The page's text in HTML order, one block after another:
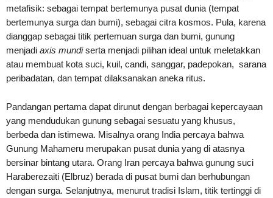
metafisik: sebagai tempat bertemunya pusat dunia (tempat
bertemunya surga dan bumi), sebagai citra kosmos. Pula, karena
dianggap sebagai titik pertemuan surga dan bumi, gunung
menjadi axis mundiserta menjadi pilihan ideal untuk meletakkan
atau membuat kota suci, kuil, candi, sanggar, padepokan, sarana
peribadatan, dan tempat dilaksanakan aneka ritus.
Pandangan pertama dapat dirunut dengan berbagai kepercayaan
yang mendudukan gunung sebagai sesuatu yang khusus,
berbeda dan istimewa. Misalnya orang India percaya bahwa
Gunung Mahameru merupakan pusat dunia yang di atasnya
bersinar bintang utara. Orang Iran percaya bahwa gunung suci
Haraberezaiti (Elbruz) berada di pusat bumi dan berhubungan
dengan surga. Selanjutnya, menurut tradisi Islam, titik tertinggi di